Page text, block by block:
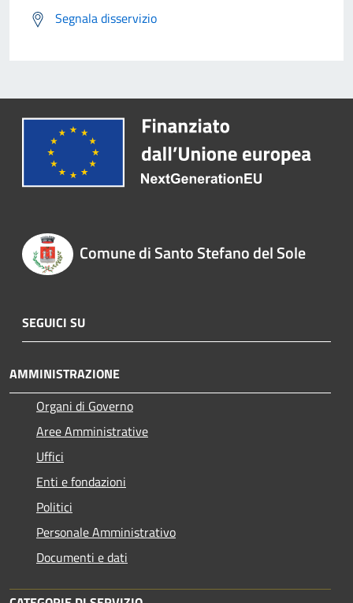
Segnala disservizio
Comune di Santo Stefano del Sole
SEGUICI SU
AMMINISTRAZIONE
Organi di Governo
Aree Amministrative
Uffici
Enti e fondazioni
Politici
Personale Amministrativo
Documenti e dati